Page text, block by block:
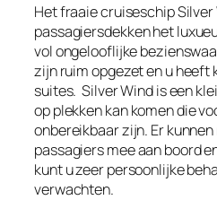
Het fraaie cruiseschip Silver
passagiersdekken het
vol ongelooflijke
zijn ruim opgezet en u heeft
suites. Silver Wind is een
op plekken kan komen die
onbereikbaar zijn. Er
passagiers mee aan boord
kunt u zeer persoonlijke
verwachten.